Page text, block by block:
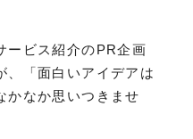
ービス紹介のPR企画
、「面白いアイデアは
かなか思いつきませ